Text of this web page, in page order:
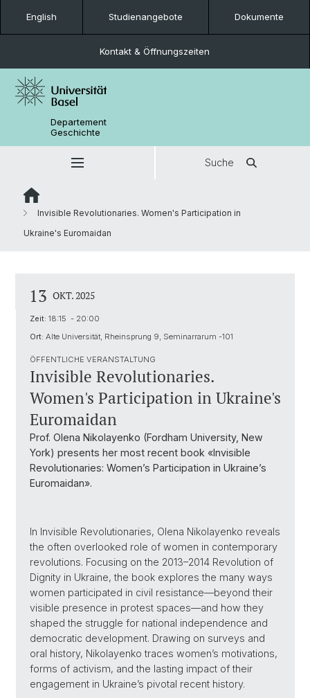
English Studienangebote Dokumente
Kontakt & Öffnungszeiten
Departement
Geschichte
Suche
Invisible Revolutionaries. Women's Participation in
Ukraine's Euromaidan
13 OKT. 2025
Zeit: 18:15 - 20:00
Ort: Alte Universität, Rheinsprung 9, Seminarrarum -101
ÖFFENTLICHE VERANSTALTUNG
Invisible Revolutionaries.
Women's Participation in Ukraine's
Euromaidan
Prof. Olena Nikolayenko (Fordham University, New
York) presents her most recent book «Invisible
Revolutionaries: Women’s Participation in Ukraine’s
Euromaidan».
In Invisible Revolutionaries, Olena Nikolayenko reveals
the often overlooked role of women in contemporary
revolutions. Focusing on the 2013–2014 Revolution of
Dignity in Ukraine, the book explores the many ways
women participated in civil resistance—beyond their
visible presence in protest spaces—and how they
shaped the struggle for national independence and
democratic development. Drawing on surveys and
oral history, Nikolayenko traces women’s motivations,
forms of activism, and the lasting impact of their
engagement in Ukraine’s pivotal recent history.